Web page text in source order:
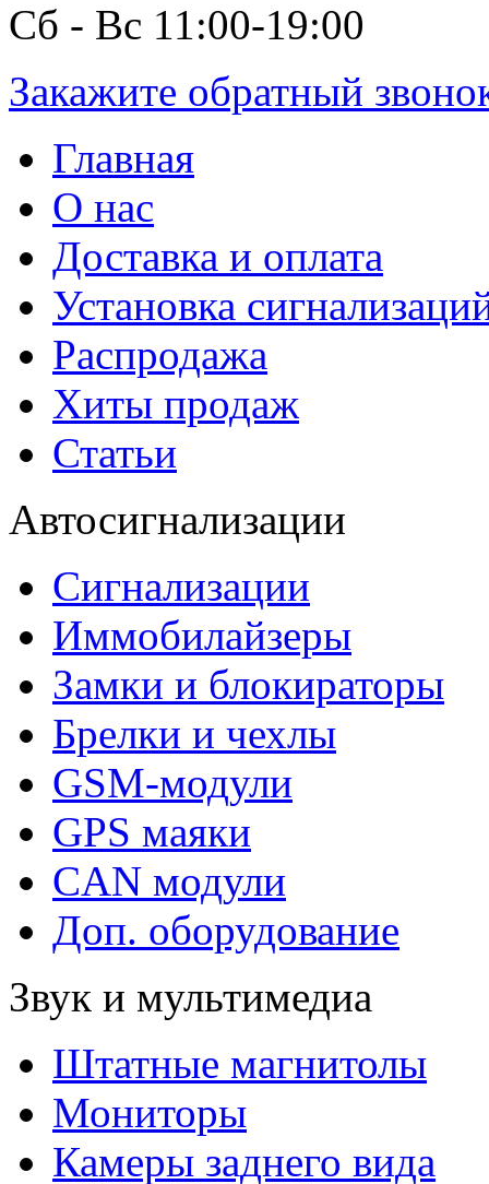
Сб - Вс 11:00-19:00
Закажите обратный
Главная
О нас
Доставка и оплата
Установка
Распродажа
Хиты продаж
Статьи
Автосигнализации
Сигнализации
Иммобилайзеры
Замки и блокираторы
Брелки и чехлы
GSM-модули
GPS маяки
CAN модули
Доп. оборудование
Звук и мультимедиа
Штатные магнитолы
Мониторы
Камеры заднего вида